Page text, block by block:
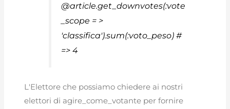
@article.get_downvotes(:vote
_scope = >
'classifica').sum(:voto_peso) #
=> 4
L'Elettore che possiamo chiedere ai nostri
elettori di agire_come_votante per fornire